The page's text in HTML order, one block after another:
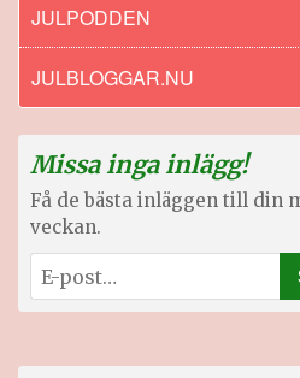
JULPODDEN
JULBLOGGAR.NU
Missa inga inlägg!
Få de bästa inläggen till din
veckan.